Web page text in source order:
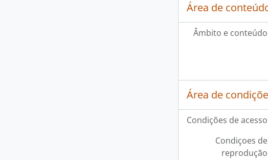
Área de
Âmbito e conteúdo
Área de
Condições de acesso
Condiçoes de
reprodução